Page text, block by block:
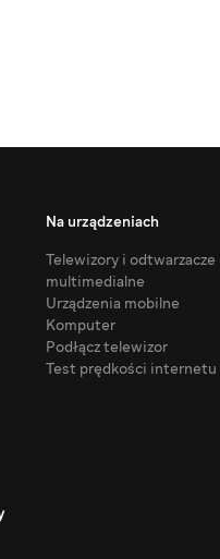
Na urządzeniach
Telewizory i odtwarzacze
multimedialne
Urządzenia mobilne
Komputer
Podłącz telewizor
Test prędkości internetu